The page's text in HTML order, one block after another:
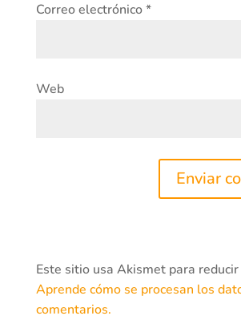
Correo electrónico*
Web
Este sitio usa Akismet para
Aprende cómo se procesan los
comentarios.